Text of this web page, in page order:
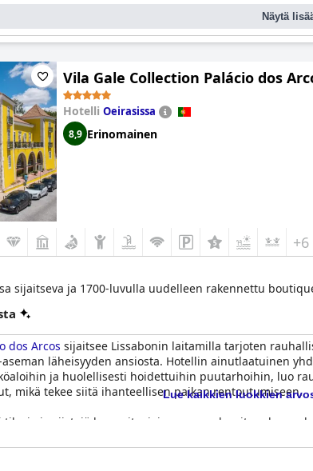
Näytä
Vila Gale Collection Palácio dos
Hotelli Oeirasissa
8,9 Erinomainen
+6
sijaitseva ja 1700-luvulla uudelleen rakennettu
dos Arcos sijaitsee Lissabonin laitamilla tarjoten
läheisyyden ansiosta. Hotellin ainutlaatuinen
ja huolellisesti hoidettuihin puutarhoihin, luo
mikä tekee siitä ihanteellisen paikan rentoutumiseen.
tilavia ja siistejä huoneita, joissa on modernit
ja äänieristysongelmat, yleinen huonekokemus on
piirre, ja vieraat kehuvat moitteettomia tiloja,
Lue kaikkien luokkien